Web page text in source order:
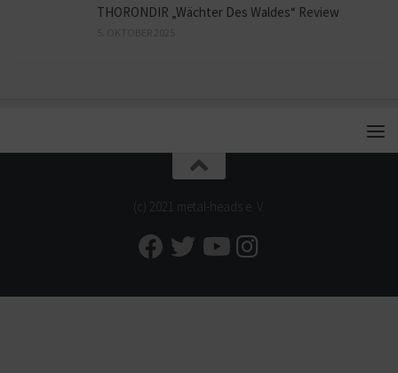
THORONDIR „Wächter Des Waldes“ Review
(c) 2021 metal-heads e. V.